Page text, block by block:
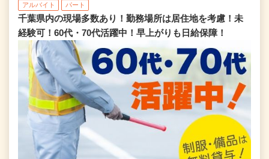
アルバイト パート
千葉県内の現場多数あり！勤務場所は居住地を考慮！未
経験可！60代・70代活躍中！早上がりも日給保障！